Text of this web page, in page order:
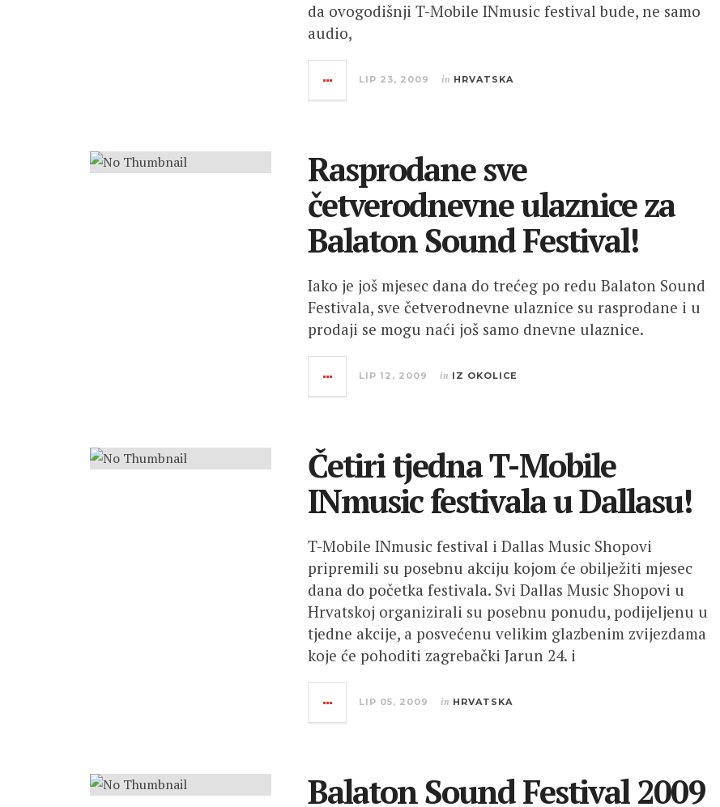
da ovogodišnji T-Mobile INmusic festival bude, ne samo
audio,
LIP 23, 2009 in HRVATSKA
Rasprodane sve
četverodnevne ulaznice za
Balaton Sound Festival!
Iako je još mjesec dana do trećeg po redu Balaton Sound
Festivala, sve četverodnevne ulaznice su rasprodane i u
prodaji se mogu naći još samo dnevne ulaznice.
LIP 12, 2009 in IZ OKOLICE
Četiri tjedna T-Mobile
INmusic festivala u Dallasu!
T-Mobile INmusic festival i Dallas Music Shopovi
pripremili su posebnu akciju kojom će obilježiti mjesec
dana do početka festivala. Svi Dallas Music Shopovi u
Hrvatskoj organizirali su posebnu ponudu, podijeljenu u
tjedne akcije, a posvećenu velikim glazbenim zvijezdama
koje će pohoditi zagrebački Jarun 24. i
LIP 05, 2009 in HRVATSKA
Balaton Sound Festival 2009